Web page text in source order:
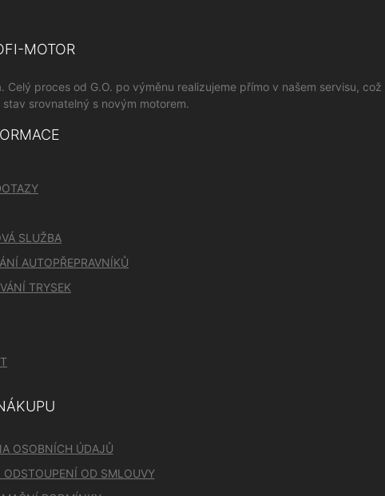
MOTOR
proces od G.O. po výměnu realizujeme přímo v našem servisu,
srovnatelný s novým motorem.
SLUŽBA
AUTOPŘEPRAVNÍKŮ
TRYSEK
OSOBNÍCH ÚDAJŮ
ODSTOUPENÍ OD SMLOUVY